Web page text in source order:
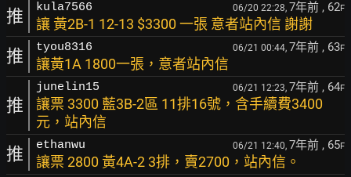
推 kula7566 06/20 22:28, 7年前 , 62F
讓 黃2B-1 12-13 $3300 一張 意者站內信 謝謝
推 tyou8316 06/21 00:44, 7年前 , 63F
讓黃1A 1800一張，意者站內信
推
junelin15 06/21 12:23, 7年前 , 64F
讓票 3300 藍3B-2區 11排16號，含手續費3400
元，站內信
推 ethanwu 06/21 12:40, 7年前 , 65F
讓票 2800 黃4A-2 3排，賣2700，站內信。